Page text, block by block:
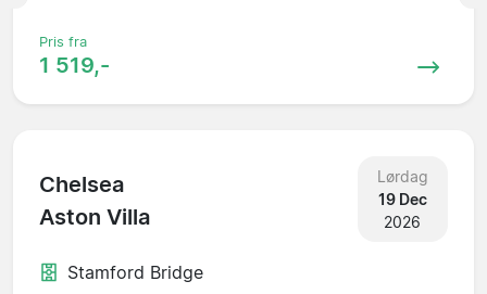
Pris fra
1 519,-
Chelsea
Aston Villa
Lørdag
19 Dec
2026
Stamford Bridge